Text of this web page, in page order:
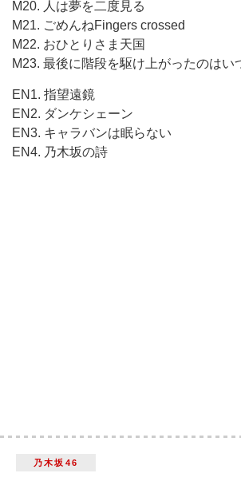
M20. 人は夢を二度見る
M21. ごめんねFingers crossed
M22. おひとりさま天国
M23. 最後に階段を駆け上がったのはい
EN1. 指望遠鏡
EN2. ダンケシェーン
EN3. キャラバンは眠らない
EN4. 乃木坂の詩
乃木坂46